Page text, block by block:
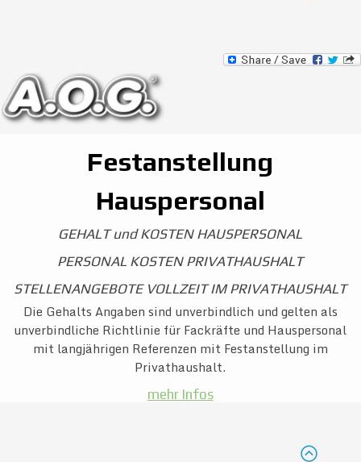
Festanstellung
Hauspersonal
GEHALT und KOSTEN HAUSPERSONAL
PERSONAL KOSTEN PRIVATHAUSHALT
STELLENANGEBOTE VOLLZEIT IM PRIVATHAUSHALT
Die Gehalts Angaben sind unverbindlich und gelten als
unverbindliche Richtlinie für Fackräfte und Hauspersonal
mit langjährigen Referenzen mit Festanstellung im
Privathaushalt.
mehr Infos